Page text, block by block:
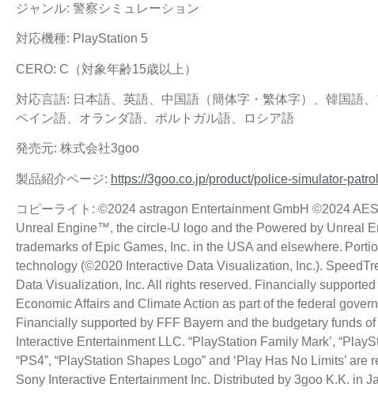
ジャンル: 警察シミュレーション
対応機種: PlayStation 5
CERO: C（対象年齢15歳以上）
対応言語: 日本語、英語、中国語（簡体字・繁体字）、韓国語
ペイン語、オランダ語、ポルトガル語、ロシア語
発売元: 株式会社3goo
製品紹介ページ: https://3goo.co.jp/product/police-simulator-
コピーライト: ©2024 astragon Entertainment GmbH ©2024
Unreal Engine™, the circle-U logo and the Powered by Unreal
trademarks of Epic Games, Inc. in the USA and elsewhere.
technology (©2020 Interactive Data Visualization, Inc.).
Data Visualization, Inc. All rights reserved. Financially
Economic Affairs and Climate Action as part of the federal
Financially supported by FFF Bayern and the budgetary funds
Interactive Entertainment LLC. “PlayStation Family Mark’,
“PS4”, “PlayStation Shapes Logo” and ‘Play Has No Limits’
Sony Interactive Entertainment Inc. Distributed by 3goo K.K. in